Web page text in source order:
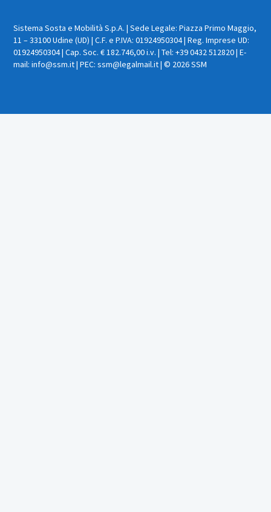
Sistema Sosta e Mobilità S.p.A. | Sede Legale: Piazza Primo Maggio,
11 – 33100 Udine (UD) | C.F. e P.IVA: 01924950304 | Reg. Imprese UD:
01924950304 | Cap. Soc. € 182.746,00 i.v. | Tel: +39 0432 512820 | E-
mail: info@ssm.it | PEC: ssm@legalmail.it | © 2026 SSM